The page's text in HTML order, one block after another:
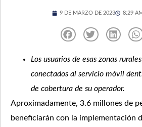
9 DE MARZO DE 2023 8:29
Los usuarios de esas zonas
conectados al servicio móvil
de cobertura de su operador.
Aproximadamente, 3.6 millones de
beneficiarán con la implementación